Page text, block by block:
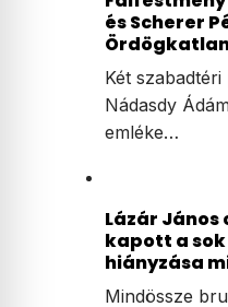
és Scherer
Két
Nádasdy
emléke…
Lázár
kapott a
hiányzása
Mindössze